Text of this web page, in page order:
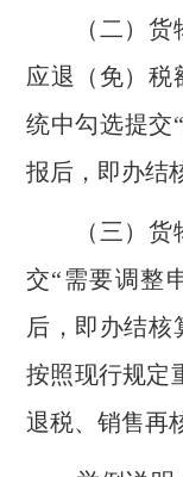
（二）货物
应退（免）税
统中勾选提交
报后，即办结
（三）货物
交“需要调整
后，即办结
按照现行规定
退税、销售再